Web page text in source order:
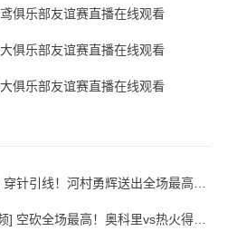
俱乐部友谊赛直播在线观看
俱乐部友谊赛直播在线观看
俱乐部友谊赛直播在线观看
[奥科里个人集锦-腾讯视频] 空砍全场最高！奥科里vs热火得27分4板